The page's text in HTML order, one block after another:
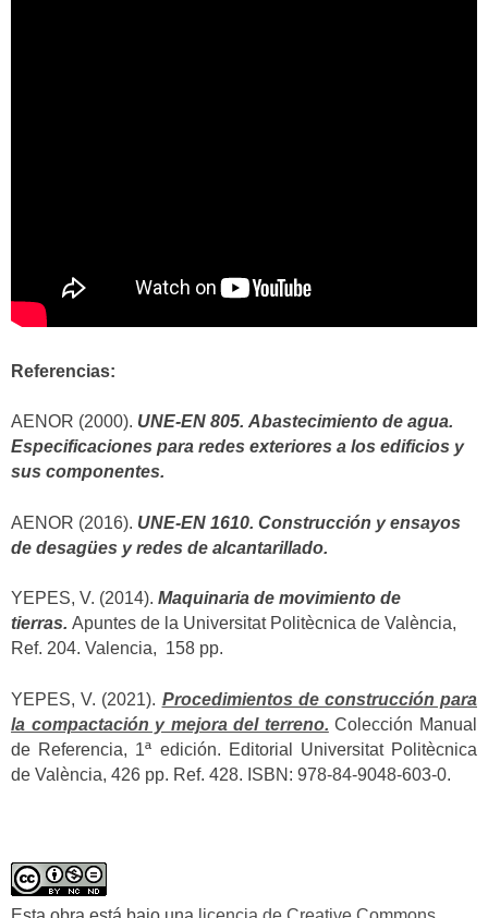
Referencias:
AENOR (2000). UNE-EN 805. Abastecimiento de agua.
Especificaciones para redes exteriores a los edificios y
sus componentes.
AENOR (2016). UNE-EN 1610. Construcción y ensayos
de desagües y redes de alcantarillado.
YEPES, V. (2014). Maquinaria de movimiento de
tierras. Apuntes de la Universitat Politècnica de València,
Ref. 204. Valencia, 158 pp.
YEPES, V. (2021). Procedimientos de construcción para
la compactación y mejora del terreno. Colección Manual
de Referencia, 1ª edición. Editorial Universitat Politècnica
de València, 426 pp. Ref. 428. ISBN: 978-84-9048-603-0.